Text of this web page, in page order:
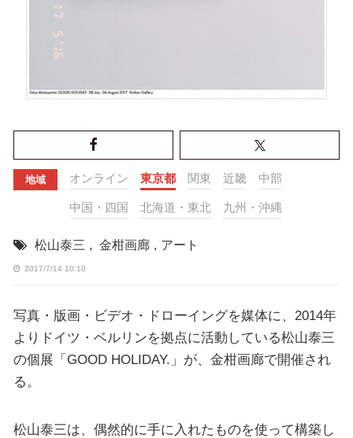
地域 オンライン 東京都 関東 近畿 中部
中国・四国 北海道・東北 九州・沖縄
松山泰三 , 金柑画廊 , アート
2017/7/14 10:10
写真・版画・ビデオ・ドローイングを媒体に、2014年
よりドイツ・ベルリンを拠点に活動している松山泰三
の個展「GOOD HOLIDAY.」が、金柑画廊で開催され
る。
松山泰三は、偶然的に手に入れたものを使って構築し